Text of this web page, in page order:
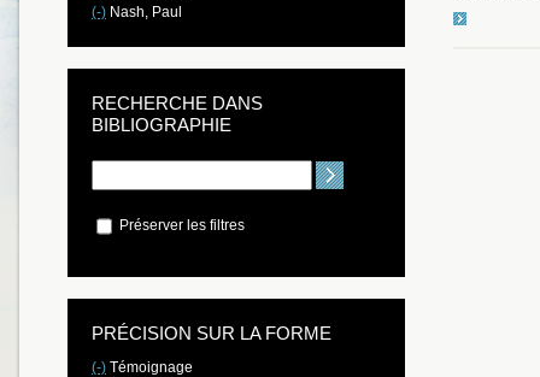
(-) Nash, Paul
RECHERCHE DANS
BIBLIOGRAPHIE
Préserver les filtres
PRÉCISION SUR LA FORME
(-) Témoignage